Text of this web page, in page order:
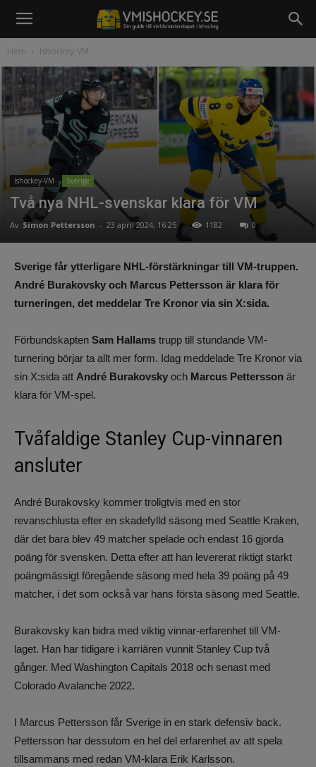
Hem Ishockey-VM
Ishockey-VM Sverige
Två nya NHL-svenskar klara för VM
Av Simon Pettersson - 23 april 2024, 16:25 1182 0
Sverige får ytterligare NHL-förstärkningar till VM-truppen.
André Burakovsky och Marcus Pettersson är klara för
turneringen, det meddelar Tre Kronor via sin X:sida.
Förbundskapten Sam Hallams trupp till stundande VM-
turnering börjar ta allt mer form. Idag meddelade Tre Kronor via
sin X:sida att André Burakovsky och Marcus Pettersson är
klara för VM-spel.
Tvåfaldige Stanley Cup-vinnaren
ansluter
André Burakovsky kommer troligtvis med en stor
revanschlusta efter en skadefylld säsong med Seattle Kraken,
där det bara blev 49 matcher spelade och endast 16 gjorda
poäng för svensken. Detta efter att han levererat riktigt starkt
poängmässigt föregående säsong med hela 39 poäng på 49
matcher, i det som också var hans första säsong med Seattle.
Burakovsky kan bidra med viktig vinnar-erfarenhet till VM-
laget. Han har tidigare i karriären vunnit Stanley Cup två
gånger. Med Washington Capitals 2018 och senast med
Colorado Avalanche 2022.
I Marcus Pettersson får Sverige in en stark defensiv back.
Pettersson har dessutom en hel del erfarenhet av att spela
tillsammans med redan VM-klara Erik Karlsson.